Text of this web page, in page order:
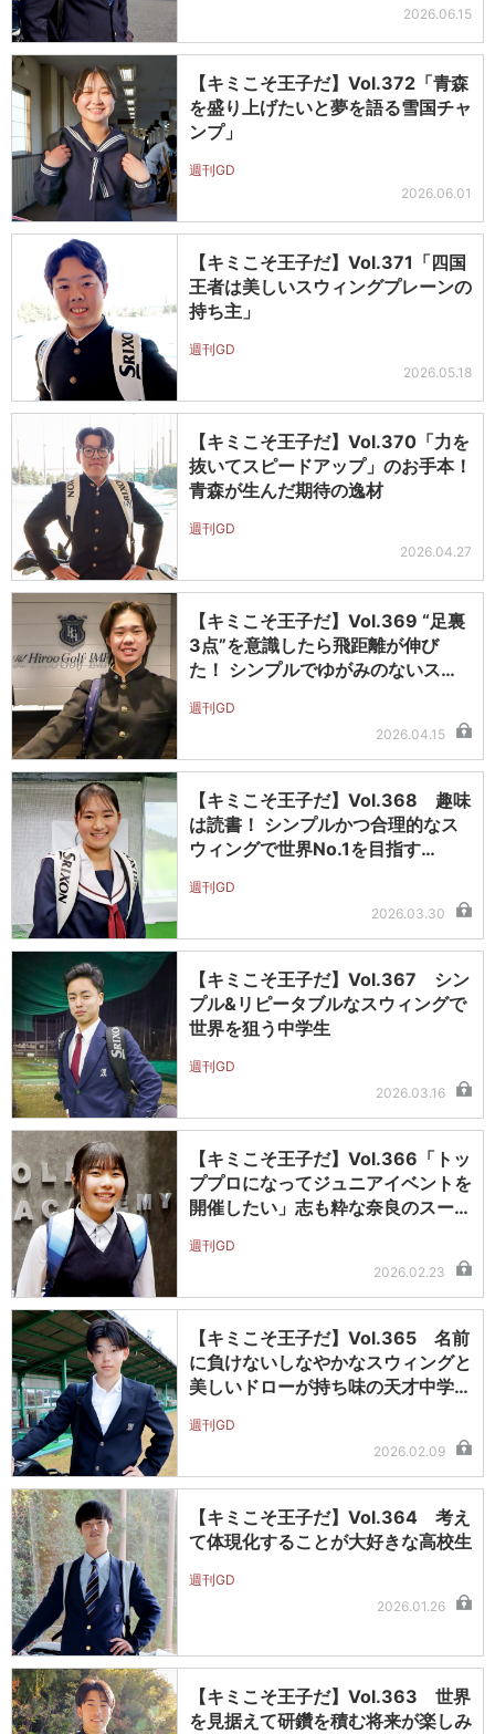
2026.06.15
【キミこそ王子だ】Vol.372「青森
を盛り上げたいと夢を語る雪国チャ
ンプ」
週刊GD
2026.06.01
【キミこそ王子だ】Vol.371「四国
王者は美しいスウィングプレーンの
持ち主」
週刊GD
2026.05.18
【キミこそ王子だ】Vol.370「力を
抜いてスピードアップ」のお手本！
青森が生んだ期待の逸材
週刊GD
2026.04.27
【キミこそ王子だ】Vol.369 “足裏
3点”を意識したら飛距離が伸び
た！ シンプルでゆがみのないス…
週刊GD
2026.04.15
【キミこそ王子だ】Vol.368 趣味
は読書！ シンプルかつ合理的なス
ウィングで世界No.1を目指す…
週刊GD
2026.03.30
【キミこそ王子だ】Vol.367 シン
プル&リピータブルなスウィングで
世界を狙う中学生
週刊GD
2026.03.16
【キミこそ王子だ】Vol.366「トッ
ププロになってジュニアイベントを
開催したい」志も粋な奈良のスー…
週刊GD
2026.02.23
【キミこそ王子だ】Vol.365 名前
に負けないしなやかなスウィングと
美しいドローが持ち味の天才中学…
週刊GD
2026.02.09
【キミこそ王子だ】Vol.364 考え
て体現化することが大好きな高校生
週刊GD
2026.01.26
【キミこそ王子だ】Vol.363 世界
を見据えて研鑽を積む将来が楽しみ